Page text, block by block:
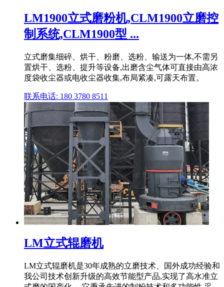
LM1900立式磨粉机,CLM1900立磨控
制系统,CLM1900型 ...
立式磨集细碎、烘干、粉磨、选粉、输送为一体,不需另
置烘干、选粉、提升等设备,出磨含尘气体可直接由高浓
度袋收尘器或电收尘器收集,布局紧凑,可露天布置。
联系电话: 180 3780 8511
LM立式辊磨机
LM立式辊磨机是30年成熟的立磨技术、国外成功经验和
我公司技术创新升级的高效节能型产品,实现了高水准立